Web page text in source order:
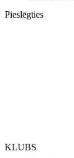
Pieslēgties
KLUBS